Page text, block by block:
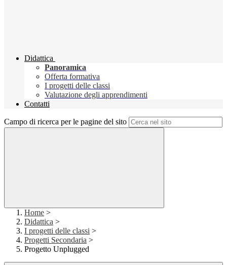
Didattica
Panoramica
Offerta formativa
I progetti delle classi
Valutazione degli apprendimenti
Contatti
Campo di ricerca per le pagine del sito
Home >
Didattica >
I progetti delle classi >
Progetti Secondaria >
Progetto Unplugged